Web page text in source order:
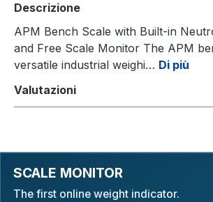
Descrizione
APM Bench Scale with Built-in
and Free Scale Monitor The APM
versatile industrial weighi… Di più
Valutazioni
SCALE MONITOR
The first online weight indicator.